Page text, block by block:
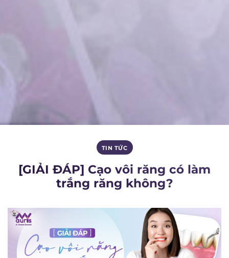
TIN TỨC
[GIẢI ĐÁP] Cạo vôi răng có làm
trắng răng không?